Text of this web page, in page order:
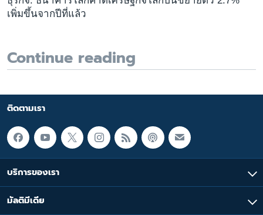
เพิ่มขึ้นจากปีที่แล้ว
Continue reading
ติดตามเรา
บริการของเรา
มัลติมีเดีย